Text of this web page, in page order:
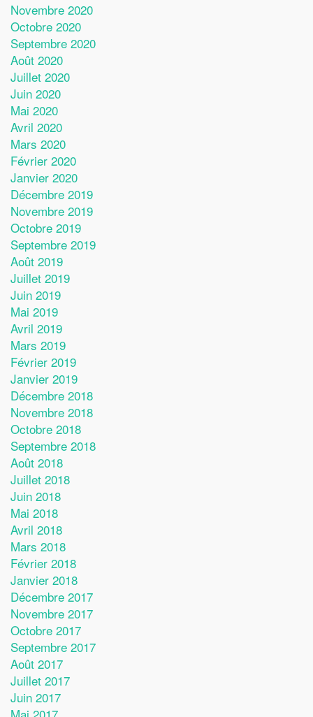
Novembre 2020
Octobre 2020
Septembre 2020
Août 2020
Juillet 2020
Juin 2020
Mai 2020
Avril 2020
Mars 2020
Février 2020
Janvier 2020
Décembre 2019
Novembre 2019
Octobre 2019
Septembre 2019
Août 2019
Juillet 2019
Juin 2019
Mai 2019
Avril 2019
Mars 2019
Février 2019
Janvier 2019
Décembre 2018
Novembre 2018
Octobre 2018
Septembre 2018
Août 2018
Juillet 2018
Juin 2018
Mai 2018
Avril 2018
Mars 2018
Février 2018
Janvier 2018
Décembre 2017
Novembre 2017
Octobre 2017
Septembre 2017
Août 2017
Juillet 2017
Juin 2017